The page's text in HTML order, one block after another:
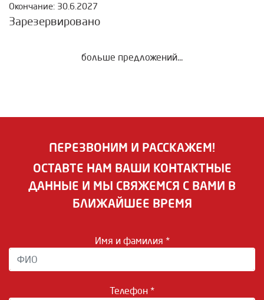
Окончание: 30.6.2027
Зарезервировано
больше предложений...
ПЕРЕЗВОНИМ И РАССКАЖЕМ!
ОСТАВТЕ НАМ ВАШИ КОНТАКТНЫЕ
ДАННЫЕ И МЫ СВЯЖЕМСЯ С ВАМИ В
БЛИЖАЙШЕЕ ВРЕМЯ
Имя и фамилия *
Телефон *